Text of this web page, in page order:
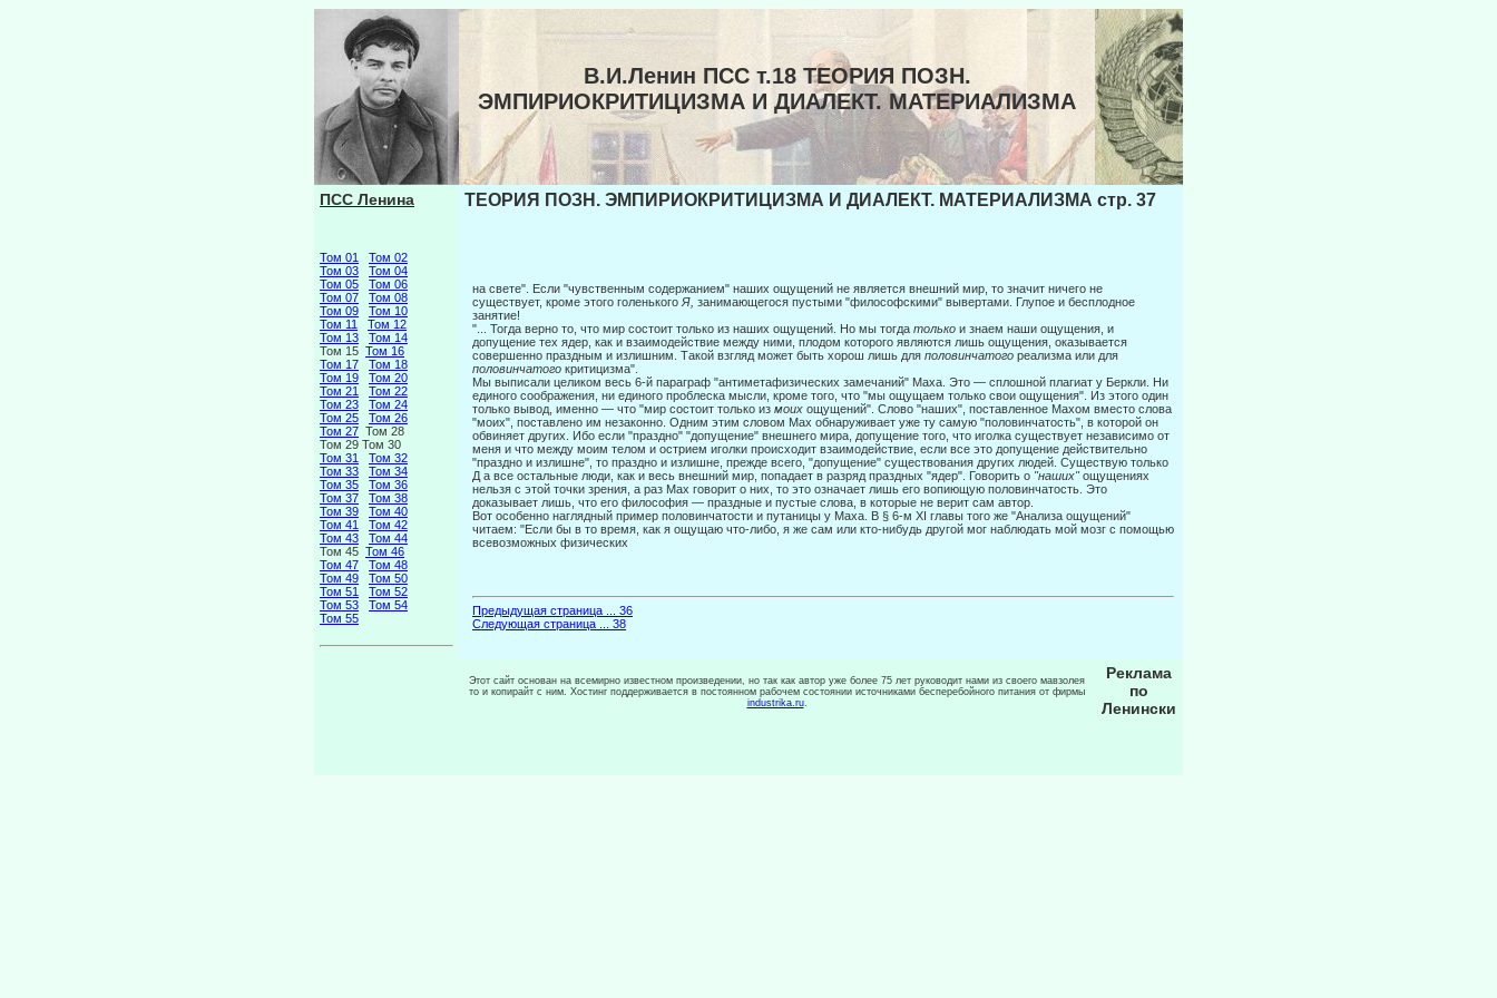
В.И.Ленин ПСС т.18 ТЕОРИЯ ПОЗН.
ЭМПИРИОКРИТИЦИЗМА И ДИАЛЕКТ. МАТЕРИАЛИЗМА
ПСС Ленина
Том 01
Том 02
Том 03
Том 04
Том 05
Том 06
Том 07
Том 08
Том 09
Том 10
Том 11
Том 12
Том 13
Том 14
Том 15 Том 16
Том 17
Том 18
Том 19
Том 20
Том 21
Том 22
Том 23
Том 24
Том 25
Том 26
Том 27 Том 28
Том 29 Том 30
Том 31
Том 32
Том 33
Том 34
Том 35
Том 36
Том 37
Том 38
Том 39
Том 40
Том 41
Том 42
Том 43
Том 44
Том 45 Том 46
Том 47
Том 48
Том 49
Том 50
Том 51
Том 52
Том 53
Том 54
Том 55
ТЕОРИЯ ПОЗН. ЭМПИРИОКРИТИЦИЗМА И ДИАЛЕКТ. МАТЕРИАЛИЗМА стр. 37
на свете". Если "чувственным содержанием" наших ощущений не является внешний мир, то значит ничего не
существует, кроме этого голенького Я, занимающегося пус­тыми "философскими" вывертами. Глупое и бесплодное
занятие!
"... Тогда верно то, что мир состоит только из наших ощущений. Но мы тогда только и знаем наши ощущения, и
допущение тех ядер, как и взаимодействие между ними, плодом которого являются лишь ощущения, оказывается
совершенно праздным и из­лишним. Такой взгляд может быть хорош лишь для половинчатого реализма или для
половинчатого критицизма".
Мы выписали целиком весь 6-й параграф "антиметафизических замечаний" Маха. Это — сплошной плагиат у Беркли. Ни
единого соображения, ни единого проблеска мысли, кроме того, что "мы ощущаем только свои ощущения". Из этого один
только вывод, именно — что "мир состоит только из моих ощущений". Слово "наших", по­ставленное Махом вместо слова
"моих", поставлено им незаконно. Одним этим словом Мах обнаруживает уже ту самую "половинчатость", в которой он
обвиняет других. Ибо если "праздно" "допущение" внешнего мира, допущение того, что иголка существует независимо от
меня и что между моим телом и острием иголки происходит взаимодей­ствие, если все это допущение действительно
"праздно и излишне", то праздно и из­лишне, прежде всего, "допущение" существования других людей. Существую только
Д а все остальные люди, как и весь внешний мир, попадает в разряд праздных "ядер". Говорить о "наших"ощущениях
нельзя с этой точки зрения, а раз Мах говорит о них, то это означает лишь его вопиющую половинчатость. Это
доказывает лишь, что его философия — праздные и пустые слова, в которые не верит сам автор.
Вот особенно наглядный пример половинчатости и путаницы у Маха. В § 6-м XI главы того же "Анализа ощущений"
читаем: "Если бы в то время, как я ощущаю что-либо, я же сам или кто-нибудь другой мог наблюдать мой мозг с помощью
всевозмож­ных физических
Предыдущая страница ... 36
Следующая страница ... 38
Этот сайт основан на всемирно известном произведении, но так как автор уже более 75 лет руководит нами из своего мавзолея
то и копирайт с ним. Хостинг поддерживается в постоянном рабочем состоянии источниками бесперебойного питания от фирмы
industrika.ru.
Реклама
по
Ленински